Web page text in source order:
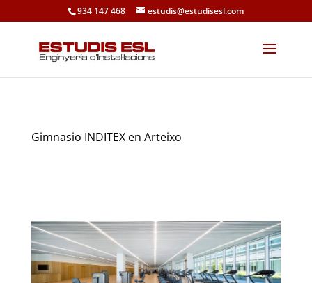
934 147 468 estudis@estudisesl.com
Gimnasio INDITEX en Arteixo